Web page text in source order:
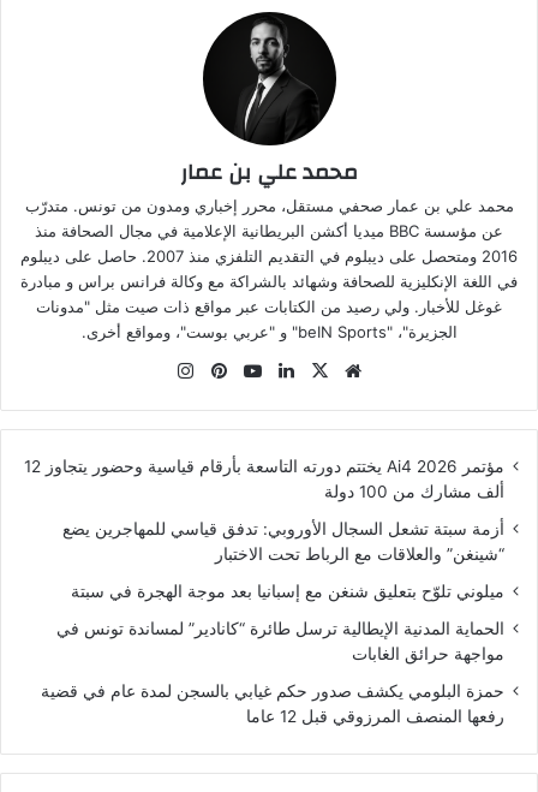
محمد علي بن عمار
محمد علي بن عمار صحفي مستقل، محرر إخباري ومدون من تونس. متدرّب
عن مؤسسة BBC ميديا أكشن البريطانية الإعلامية في مجال الصحافة منذ
2016 ومتحصل على ديبلوم في التقديم التلفزي منذ 2007. حاصل على ديبلوم
في اللغة الإنكليزية للصحافة وشهائد بالشراكة مع وكالة فرانس براس و مبادرة
غوغل للأخبار. ولي رصيد من الكتابات عبر مواقع ذات صيت مثل "مدونات
الجزيرة"، "beIN Sports" و "عربي بوست"، ومواقع أخرى.
موقع
‫X لينكدإن‫YouTubeبينتيريست
مؤتمر Ai4 2026 يختتم دورته التاسعة بأرقام قياسية وحضور يتجاوز 12
ألف مشارك من 100 دولة
أزمة سبتة تشعل السجال الأوروبي: تدفق قياسي للمهاجرين يضع
“شينغن” والعلاقات مع الرباط تحت الاختبار
ميلوني تلوّح بتعليق شنغن مع إسبانيا بعد موجة الهجرة في سبتة
الحماية المدنية الإيطالية ترسل طائرة “كانادير” لمساندة تونس في
مواجهة حرائق الغابات
حمزة البلومي يكشف صدور حكم غيابي بالسجن لمدة عام في قضية
رفعها المنصف المرزوقي قبل 12 عاما